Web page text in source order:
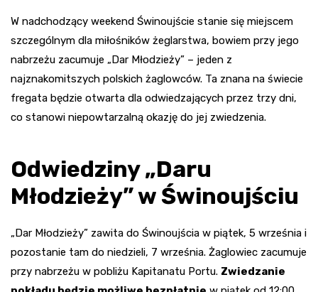
W nadchodzący weekend Świnoujście stanie się miejscem
szczególnym dla miłośników żeglarstwa, bowiem przy jego
nabrzeżu zacumuje „Dar Młodzieży” – jeden z
najznakomitszych polskich żaglowców. Ta znana na świecie
fregata będzie otwarta dla odwiedzających przez trzy dni,
co stanowi niepowtarzalną okazję do jej zwiedzenia.
Odwiedziny „Daru
Młodzieży” w Świnoujściu
„Dar Młodzieży” zawita do Świnoujścia w piątek, 5 września i
pozostanie tam do niedzieli, 7 września. Żaglowiec zacumuje
przy nabrzeżu w pobliżu Kapitanatu Portu. Zwiedzanie